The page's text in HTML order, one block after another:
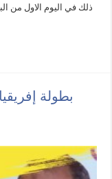
ذلك في اليوم الاول من